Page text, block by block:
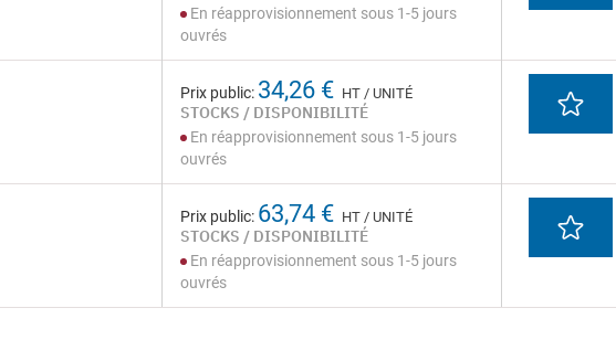
En réapprovisionnement sous 1-5 jours
ouvrés
Prix public: 34,26 € HT / UNITÉ
STOCKS / DISPONIBILITÉ
En réapprovisionnement sous 1-5 jours
ouvrés
Prix public: 63,74 € HT / UNITÉ
STOCKS / DISPONIBILITÉ
En réapprovisionnement sous 1-5 jours
ouvrés